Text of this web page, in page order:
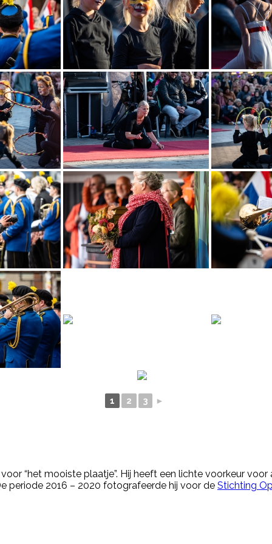
1 2 3 ►
“het mooiste plaatje”. Hij heeft een lichte voorkeur
periode 2016 – 2020 fotografeerde hij voor de Stichting